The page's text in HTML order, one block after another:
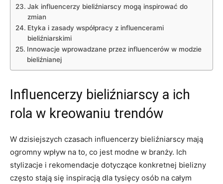
Jak influencerzy ‌bieliźniarscy mogą inspirować‌ do
⁤zmian
Etyka i zasady współpracy z influencerami
bieliźniarskimi
Innowacje wprowadzane przez ‌influencerów w modzie
bieliźnianej
Influencerzy bieliźniarscy a ich
rola w kreowaniu ⁤trendów
W dzisiejszych czasach influencerzy⁣ bieliźniarscy⁢ mają
ogromny wpływ na to, co jest⁣ modne w branży. Ich
⁣stylizacje ⁣i rekomendacje dotyczące konkretnej bielizny
często stają ​się inspiracją ⁣dla tysięcy osób na całym